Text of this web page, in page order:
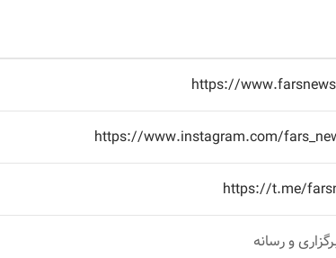
https://
https://www.instagram.com/
https://t.me/
و رسانه